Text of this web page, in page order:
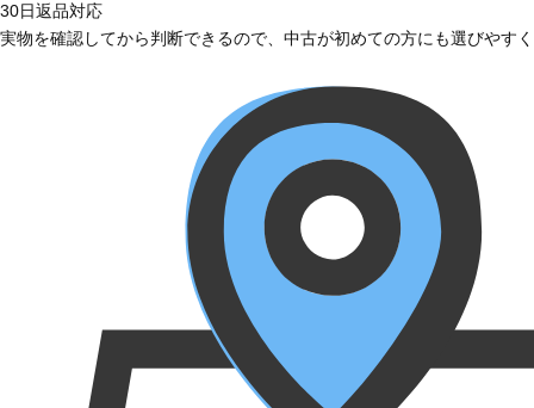
30日返品対応
実物を確認してから判断できるので、中古が初めての方にも選びやす